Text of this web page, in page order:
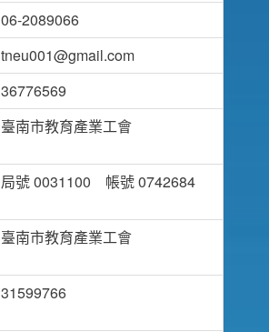
06-2089066
tneu001@gmail.com
36776569
臺南市教育產業工會
局號 0031100 帳號 0742684
臺南市教育產業工會
31599766